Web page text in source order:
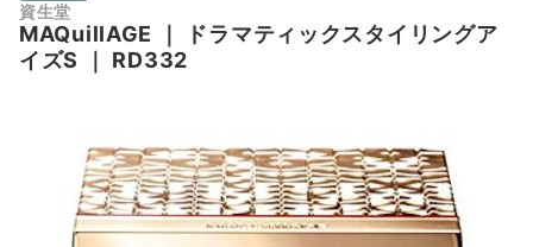
資生堂
MAQuillAGE
ドラマティックスタイリングア
イズS
RD332